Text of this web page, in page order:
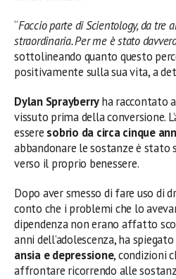
“Faccio parte di Scientology, da tre
straordinaria. Per me è stato
sottolineando quanto questo
positivamente sulla sua vita, a
Dylan Sprayberryha raccontato
vissuto prima della conversione.
essere sobrio da circa cinque
abbandonare le sostanze è
verso il proprio benessere.
Dopo aver smesso di fare uso di
conto che i problemi che lo
dipendenza non erano affatto
anni dell’adolescenza, ha
ansia e depressione, condizioni
affrontare ricorrendo alle